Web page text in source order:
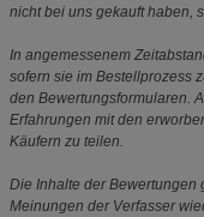
nicht bei uns gekauft haben,
In angemessenem
sofern sie im Bestellprozess
den Bewertungsformularen.
Erfahrungen mit den
Käufern zu teilen.
Die Inhalte der
Meinungen der Verfasser